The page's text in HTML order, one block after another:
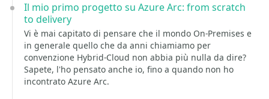
Il mio primo progetto su Azure Arc: from scratch
to delivery
Vi è mai capitato di pensare che il mondo On-Premises e
in generale quello che da anni chiamiamo per
convenzione Hybrid-Cloud non abbia più nulla da dire?
Sapete, l'ho pensato anche io, fino a quando non ho
incontrato Azure Arc.